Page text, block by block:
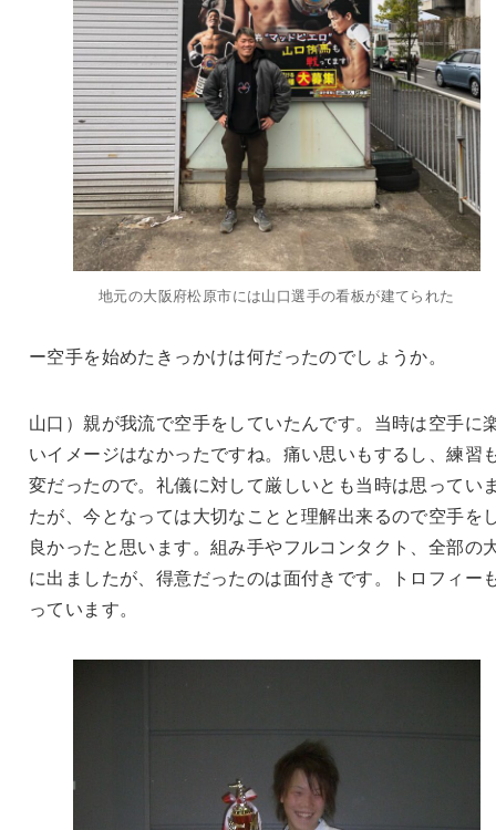
地元の大阪府松原市には山口選手の看板が建てられた
ー空手を始めたきっかけは何だったのでしょうか。
山口）親が我流で空手をしていたんです。当時は空手に
いイメージはなかったですね。痛い思いもするし、練習
変だったので。礼儀に対して厳しいとも当時は思ってい
たが、今となっては大切なことと理解出来るので空手を
良かったと思います。組み手やフルコンタクト、全部の
に出ましたが、得意だったのは面付きです。トロフィー
っています。